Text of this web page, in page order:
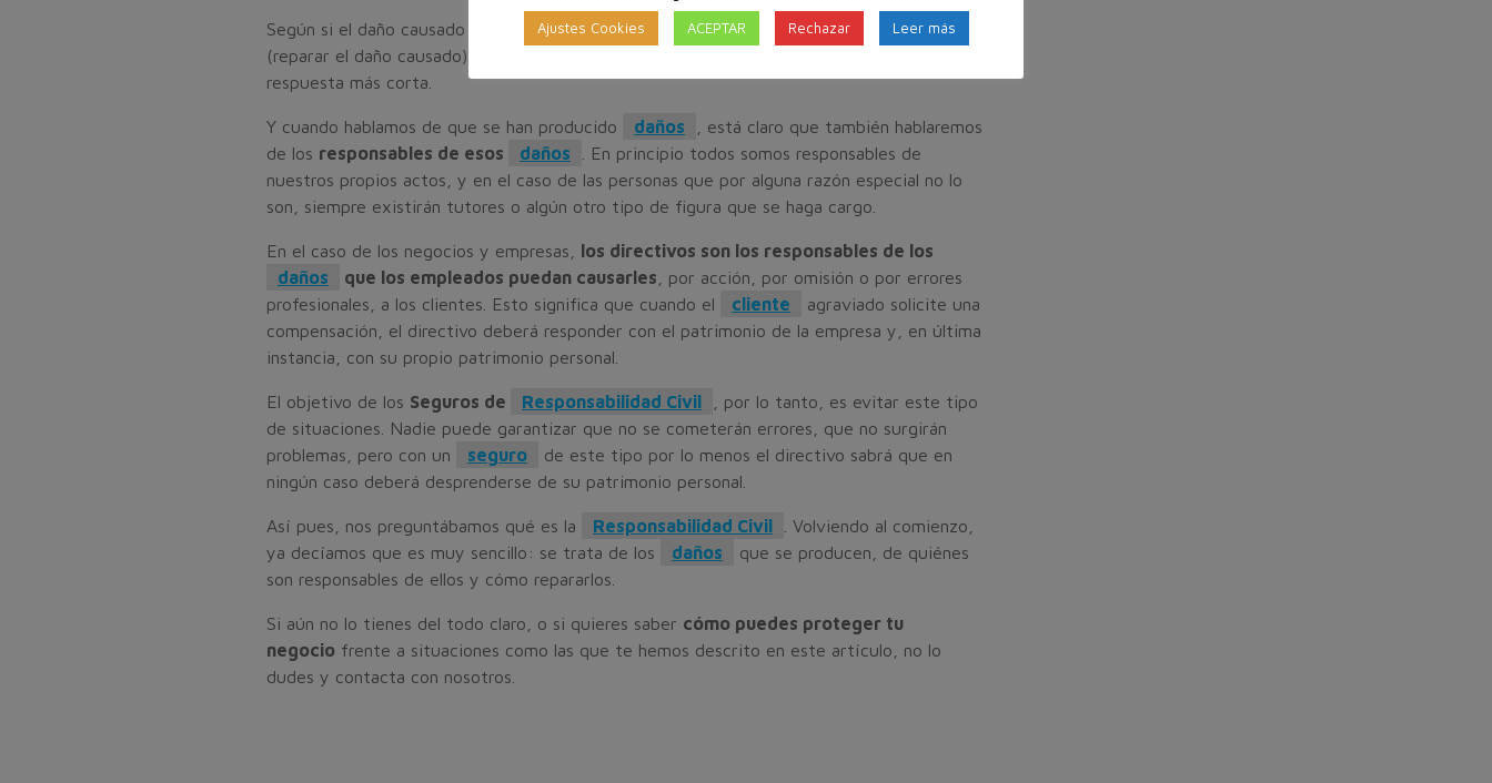
Según si el daño causado es o no delito, puede haber consecuencias penales o civiles
(reparar el daño causado). Si te preguntas qué es la
respuesta más corta.
Y cuando hablamos de que se han producido daños
, está claro que también hablaremos
de los responsables de esos daños
. En principio todos somos responsables de
nuestros propios actos, y en el caso de las personas que por alguna razón especial no lo
son, siempre existirán tutores o algún otro tipo de figura que se haga cargo.
En el caso de los negocios y empresas, los directivos son los responsables de los
daños
que los empleados puedan causarles , por acción, por omisión o por errores
profesionales, a los clientes. Esto significa que cuando el
cliente
agraviado solicite una
compensación, el directivo deberá responder con el patrimonio de la empresa y, en última
instancia, con su propio patrimonio personal.
El objetivo de los Seguros de Responsabilidad Civil
, por lo tanto, es evitar este tipo
de situaciones. Nadie puede garantizar que no se cometerán errores, que no surgirán
problemas, pero con un
seguro
de este tipo por lo menos el directivo sabrá que en
ningún caso deberá desprenderse de su patrimonio personal.
Así pues, nos preguntábamos qué es la Responsabilidad Civil
. Volviendo al comienzo,
ya decíamos que es muy sencillo: se trata de los
daños
que se producen, de quiénes
son responsables de ellos y cómo repararlos.
Si aún no lo tienes del todo claro, o si quieres saber cómo puedes proteger tu
negocio frente a situaciones como las que te hemos descrito en este artículo, no lo
dudes y contacta con nosotros.
Ajustes Cookies ACEPTAR Rechazar Leer más